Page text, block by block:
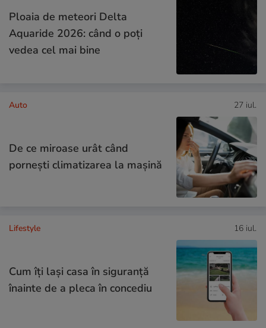
Ploaia de meteori Delta
Aquaride 2026: când o poți
vedea cel mai bine
Auto 27 iul.
De ce miroase urât când
pornești climatizarea la mașină
Lifestyle 16 iul.
Cum îţi laşi casa în siguranţă
înainte de a pleca în concediu